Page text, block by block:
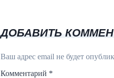
ДОБАВИТЬ
Ваш адрес email не будет
Комментарий *